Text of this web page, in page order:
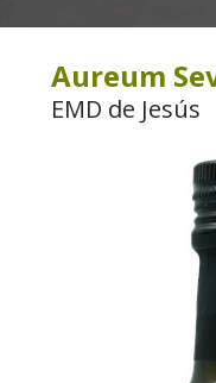
Aureum
EMD de Jesús